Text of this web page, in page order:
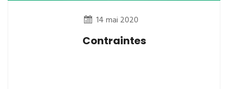
14 mai 2020
Contraintes